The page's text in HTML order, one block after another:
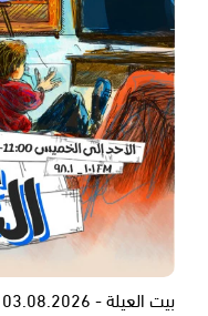
بيت العيلة - 03.08.2026